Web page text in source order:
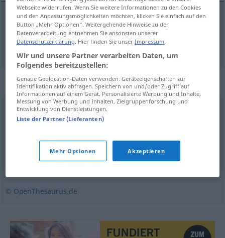
snaga Wucht
Synonyme für "Wucht"
Impuls
Körperstrafe,Prügel
© OpenThesaurus.de
Webseite widerrufen. Wenn Sie weitere Informationen zu den Cookies
und den Anpassungsmöglichkeiten möchten, klicken Sie einfach auf den
Button „Mehr Optionen“. Weitergehende Hinweise zu der
Datenverarbeitung entnehmen Sie ansonsten unserer
Datenschutzerklärung. Hier finden Sie unserImpressum.
Wir und unsere Partner verarbeiten Daten, um
Folgendes bereitzustellen:
Genaue Geolocation-Daten verwenden. Geräteeigenschaften zur
Identifikation aktiv abfragen. Speichern von und/oder Zugriff auf
Informationen auf einem Gerät. Personalisierte Werbung und Inhalte,
Messung von Werbung und Inhalten, Zielgruppenforschung und
Entwicklung von Dienstleistungen.
Liste der Partner (Lieferanten)
Mehr Optionen Akzeptieren